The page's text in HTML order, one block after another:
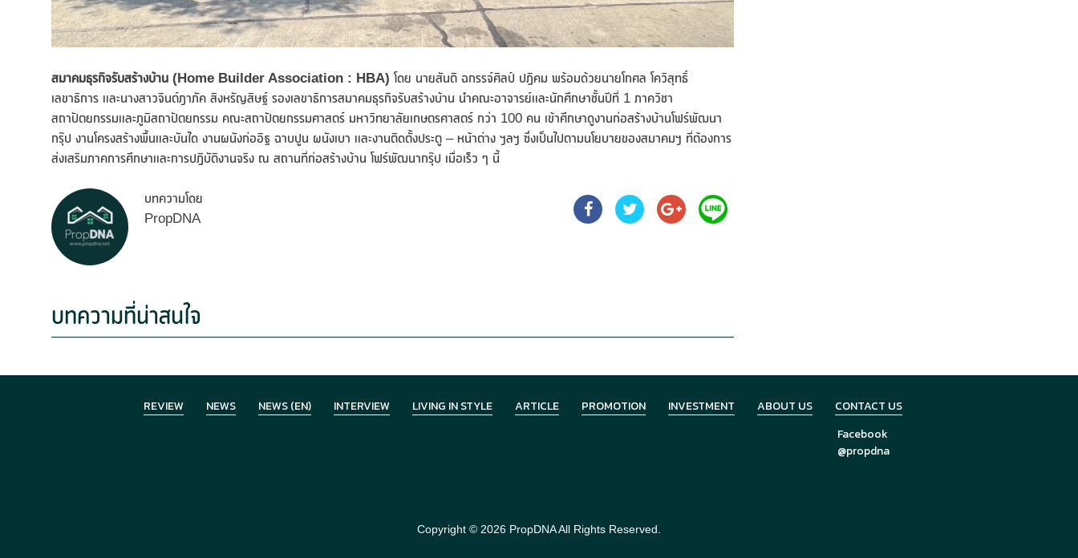
สมาคมธุรกิจรับสร้างบ้าน (Home Builder Association : HBA) โดย นายสันติ ฉกรรจ์ศิลป์ ปฏิคม พร้อมด้วยนายโกศล โควิสุทธิ์
เลขาธิการ และนางสาวจินต์ฎาภัค สิงหรัญสิษฐ์ รองเลขาธิการสมาคมธุรกิจรับสร้างบ้าน นำคณะอาจารย์และนักศึกษาชั้นปีที่ 1 ภาควิชา
สถาปัตยกรรมและภูมิสถาปัตยกรรม คณะสถาปัตยกรรมศาสตร์ มหาวิทยาลัยเกษตรศาสตร์ กว่า 100 คน เข้าศึกษาดูงานก่อสร้างบ้านโฟร์พัฒนา
กรุ๊ป งานโครงสร้างพื้นและบันได งานผนังก่ออิฐ ฉาบปูน ผนังเบา และงานติดตั้งประตู – หน้าต่าง ฯลฯ ซึ่งเป็นไปตามนโยบายของสมาคมฯ ที่ต้องการ
ส่งเสริมภาคการศึกษาและการปฏิบัติงานจริง ณ สถานที่ก่อสร้างบ้าน โฟร์พัฒนากรุ๊ป เมื่อเร็ว ๆ นี้
บทความโดย
PropDNA
บทความที่น่าสนใจ
REVIEW NEWS NEWS (EN) INTERVIEW LIVING IN STYLE ARTICLE PROMOTION INVESTMENT ABOUT US
CONTACT US
Facebook
@propdna
Copyright © 2026 PropDNAAll Rights Reserved.